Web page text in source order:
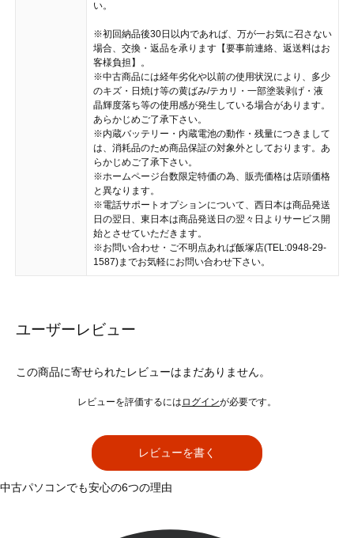
い。
※初回納品後30日以内であれば、万が一お気に召さない
場合、交換・返品を承ります【要事前連絡、返送料はお
客様負担】。
※中古商品には経年劣化や以前の使用状況により、多少
のキズ・日焼け等の黄ばみ/テカリ・一部塗装剥げ・液
晶輝度落ち等の使用感が発生している場合があります。
あらかじめご了承下さい。
※内蔵バッテリー・内蔵電池の動作・残量につきまして
は、消耗品のため商品保証の対象外としております。あ
らかじめご了承下さい。
※ホームページ台数限定特価の為、販売価格は店頭価格
と異なります。
※電話サポートオプションについて、西日本は商品発送
日の翌日、東日本は商品発送日の翌々日よりサービス開
始とさせていただきます。
※お問い合わせ・ご不明点あれば飯塚店(TEL:0948-29-
1587)までお気軽にお問い合わせ下さい。
ユーザーレビュー
この商品に寄せられたレビューはまだありません。
レビューを評価するには ログインが必要です。
レビューを書く
中古パソコンでも安心の6つの理由